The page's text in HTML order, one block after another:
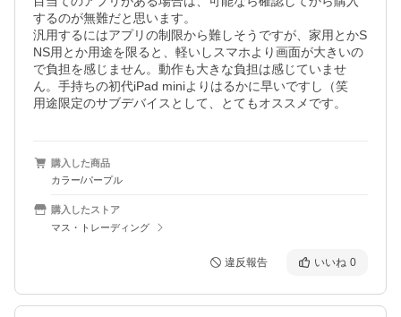
するのが無難だと思います。
汎用するにはアプリの制限から難しそうですが、家用とかS
NS用とか用途を限ると、軽いしスマホより画面が大きいの
で負担を感じません。動作も大きな負担は感じていませ
ん。手持ちの初代iPad miniよりはるかに早いですし（笑
用途限定のサブデバイスとして、とてもオススメです。
購入した商品
カラー/パープル
購入したストア
マス・トレーディング
違反報告 いいね 0